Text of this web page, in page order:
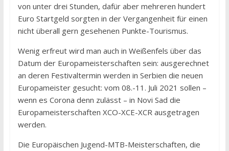
von unter drei Stunden, dafür aber mehreren hundert
Euro Startgeld sorgten in der Vergangenheit für einen
nicht überall gern gesehenen Punkte-Tourismus.
Wenig erfreut wird man auch in Weißenfels über das
Datum der Europameisterschaften sein: ausgerechnet
an deren Festivaltermin werden in Serbien die neuen
Europameister gesucht: vom 08.-11. Juli 2021 sollen –
wenn es Corona denn zulässt – in Novi Sad die
Europameisterschaften XCO-XCE-XCR ausgetragen
werden.
Die Europäischen Jugend-MTB-Meisterschaften, die